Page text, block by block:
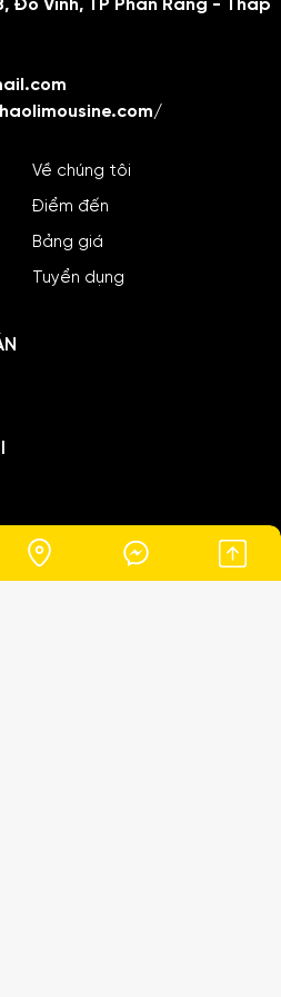
Đô Vinh, TP Phan Rang - Tháp
Về chúng tôi
Điểm đến
Bảng giá
Tuyển dụng